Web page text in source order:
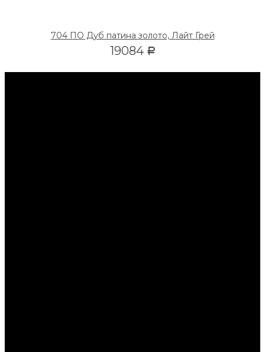
704 ПО Дуб патина золото, Лайт Грей
19084 Р